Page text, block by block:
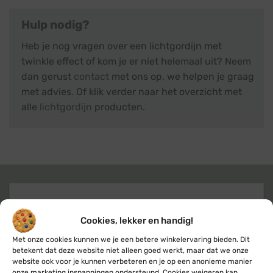
Cookies, lekker en handig!
Met onze cookies kunnen we je een betere winkelervaring bieden. Dit
betekent dat deze website niet alleen goed werkt, maar dat we onze
website ook voor je kunnen verbeteren en je op een anonieme manier
Hulp nodig?
Heb je nog vragen over een lichtgordijn met
twinkle effect of kom je er niet helemaal uit? Neem
dan gerust contact met ons op, we helpen je graag
met advies. Of klik verder naar het overzicht met
alle lichtgordijn producten.
voor heel Nederland & België